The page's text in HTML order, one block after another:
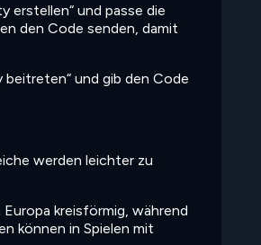
erstellen“ und passe die
den Code senden, damit
und gib den Code
werden leichter zu
kreisförmig, während
können in Spielen mit